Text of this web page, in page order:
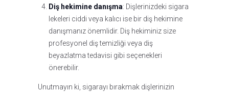
Diş hekimine danışma: Dişlerinizdeki sigara
lekeleri ciddi veya kalıcı ise bir diş hekimine
danışmanız önemlidir. Diş hekiminiz size
profesyonel diş temizliği veya diş
beyazlatma tedavisi gibi seçenekleri
önerebilir.
Unutmayın ki, sigarayı bırakmak dişlerinizin